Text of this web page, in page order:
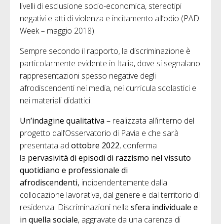
livelli di esclusione socio-economica, stereotipi
negativi e atti di violenza e incitamento all’odio (PAD
Week – maggio 2018).
Sempre secondo il rapporto, la discriminazione è
particolarmente evidente in Italia, dove si segnalano
rappresentazioni spesso negative degli
afrodiscendenti nei media, nei curricula scolastici e
nei materiali didattici.
Un’indagine qualitativa – realizzata all’interno del
progetto dall’Osservatorio di Pavia e che sarà
presentata ad ottobre 2022, conferma
la pervasività di episodi di razzismo nel vissuto
quotidiano e professionale di
afrodiscendenti, indipendentemente dalla
collocazione lavorativa, dal genere e dal territorio di
residenza. Discriminazioni nella sfera individuale e
in quella sociale, aggravate da una carenza di